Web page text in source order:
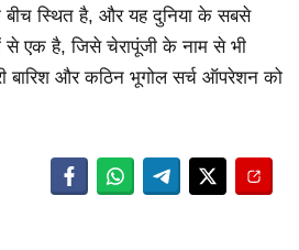
बीच स्थित है, और यह दुनिया के सबसे
से एक है, जिसे चेरापूंजी के नाम से भी
बारिश और कठिन भूगोल सर्च ऑपरेशन को